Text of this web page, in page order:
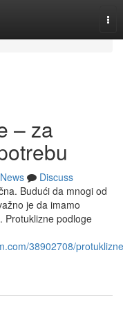
– za
News
Discuss
Budući da mnogi od
je da imamo
Protuklizne podloge
38902708/